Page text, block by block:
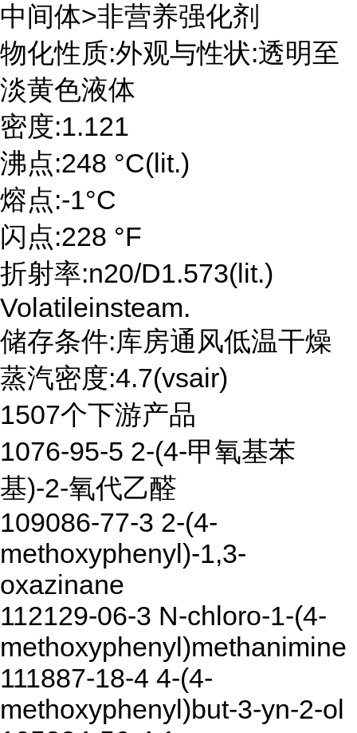
中间体>非营养强化剂
物化性质:外观与性状:透明至
淡黄色液体
密度:1.121
沸点:248 °C(lit.)
熔点:-1°C
闪点:228 °F
折射率:n20/D1.573(lit.)
Volatileinsteam.
储存条件:库房通风低温干燥
蒸汽密度:4.7(vsair)
1507个下游产品
1076-95-5 2-(4-甲氧基苯
基)-2-氧代乙醛
109086-77-3 2-(4-
methoxyphenyl)-1,3-
oxazinane
112129-06-3 N-chloro-1-(4-
methoxyphenyl)methanimine
111887-18-4 4-(4-
methoxyphenyl)but-3-yn-2-ol